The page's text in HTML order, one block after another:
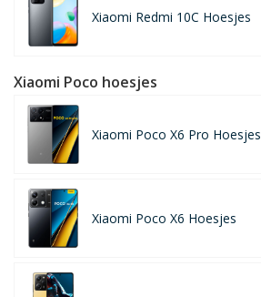
Xiaomi Redmi 10C Hoesjes
Xiaomi Poco hoesjes
Xiaomi Poco X6 Pro Hoesjes
Xiaomi Poco X6 Hoesjes